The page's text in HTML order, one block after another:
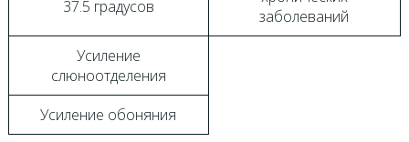
37.5 градусов
заболеваний
Усиление
слюноотделения
Усиление обоняния